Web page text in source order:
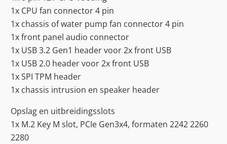
1x CPU fan connector 4 pin
1x chassis of water pump fan connector 4 pin
1x front panel audio connector
1x USB 3.2 Gen1 header voor 2x front USB
1x USB 2.0 header voor 2x front USB
1x SPI TPM header
1x chassis intrusion en speaker header
Opslag en uitbreidingsslots
1x M.2 Key M slot, PCIe Gen3x4, formaten 2242 2260
2280